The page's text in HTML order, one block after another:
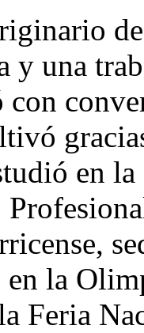
y una
con
en
la
Feria